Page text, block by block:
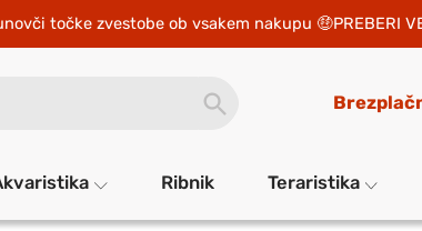
točke zvestobe ob vsakem nakupu PREBERI
BUTTON
Ribnik Teraristika